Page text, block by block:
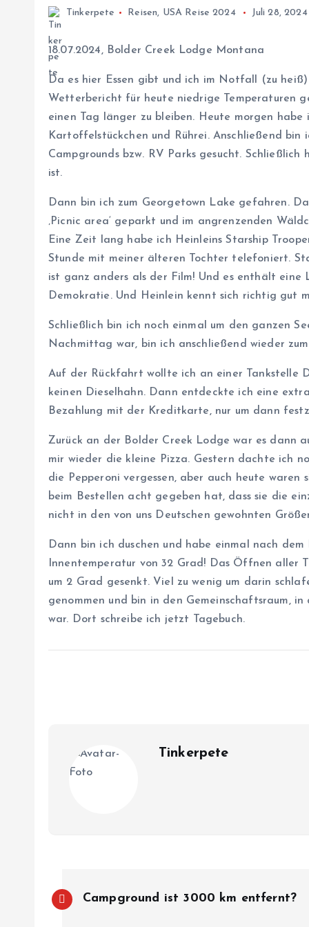
Tinkerpete Reisen, USA Reise 2024 Juli 28, 2024
18.07.2024, Bolder Creek Lodge Montana
Da es hier Essen gibt und ich im Notfall (zu
Wetterbericht für heute niedrige Temperaturen
einen Tag länger zu bleiben. Heute morgen
Kartoffelstückchen und Rührei. Anschließend
Campgrounds bzw. RV Parks gesucht.
ist.
Dann bin ich zum Georgetown Lake gefahren.
‚Picnic area‘ geparkt und im angrenzenden
Eine Zeit lang habe ich Heinleins Starship
Stunde mit meiner älteren Tochter telefoniert.
ist ganz anders als der Film! Und es enthält eine
Demokratie. Und Heinlein kennt sich richtig gut
Schließlich bin ich noch einmal um den ganzen
Nachmittag war, bin ich anschließend wieder
Auf der Rückfahrt wollte ich an einer Tankstelle
keinen Dieselhahn. Dann entdeckte ich eine
Bezahlung mit der Kreditkarte, nur um dann
Zurück an der Bolder Creek Lodge war es dann
mir wieder die kleine Pizza. Gestern dachte ich
die Pepperoni vergessen, aber auch heute waren
beim Bestellen acht gegeben hat, dass sie die
nicht in den von uns Deutschen gewohnten
Dann bin ich duschen und habe einmal nach
Innentemperatur von 32 Grad! Das Öffnen aller
um 2 Grad gesenkt. Viel zu wenig um darin
genommen und bin in den Gemeinschaftsraum,
war. Dort schreibe ich jetzt Tagebuch.
Tinkerpete
B
Campground ist 3000 km entfernt?